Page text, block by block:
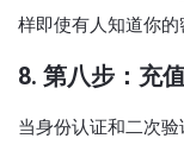
样即使有人知道你的
8. 第八步：充
当身份认证和二次